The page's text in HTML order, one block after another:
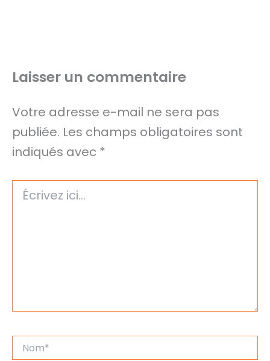
Laisser un commentaire
Votre adresse e-mail ne sera pas
publiée. Les champs obligatoires sont
indiqués avec *
Écrivez
ici…